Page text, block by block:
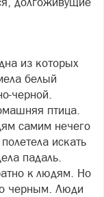
из которых
белый
черной.
птица.
самим нечего
искать
падаль.
к людям. Но
черным. Люди